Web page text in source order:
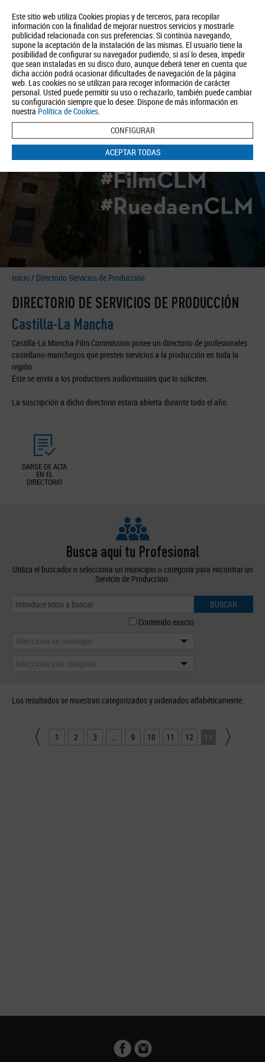
Este sitio web utiliza Cookies propias y de terceros, para recopilar
información con la finalidad de mejorar nuestros servicios y mostrarle
publicidad relacionada con sus preferencias. Si continúa navegando,
supone la aceptación de la instalación de las mismas. El usuario tiene la
posibilidad de configurar su navegador pudiendo, si así lo desea, impedir
que sean instaladas en su disco duro, aunque deberá tener en cuenta que
dicha acción podrá ocasionar dificultades de navegación de la página
web. Las cookies no se utilizan para recoger información de carácter
personal. Usted puede permitir su uso o rechazarlo, también puede cambiar
su configuración siempre que lo desee. Dispone de más información en
nuestra Política de Cookies.
CONFIGURAR
ACEPTAR TODAS
Quiénes somos Turismo Política de Privacidad Aviso Legal
Política de Cookies
BUSCAR
#FilmCLM
#RuedaenCLM
Inicio / Directorio Servicios de Producción
DIRECTORIO DE SERVICIOS DE PRODUCCIÓN
Castilla-La Mancha
Castilla-La Mancha Film Commission posee un directorio de profesionales
castellano-manchegos que presten servicios a la producción en toda la
región.
Éste se envía a los productores audiovisuales que lo soliciten.
La suscripción a dicho directorio estará abierta durante todo el año.
DARSE DE ALTA
EN EL
DIRECTORIO
Busca aquí tu Profesional
Utiliza el buscador o selecciona un municipio o categoría para encontrar un
Servicio de Producción.
BUSCAR
Contenido exacto
Selecciona un municipio
Selecciona una categoría
Los resultados se muestran categorizados y ordenados alfabéticamente.
1 2 3 ... 9 10 11 12 13